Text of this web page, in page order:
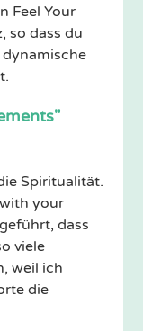
Feel Your
so dass du
Spiritualität.
your
dass
viele
weil ich
die